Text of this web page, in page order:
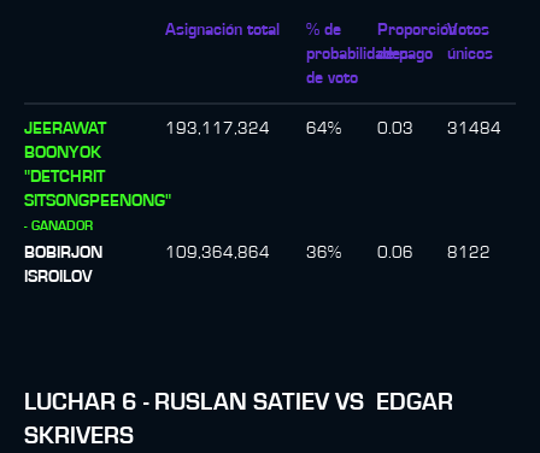
Asignación total
% de
probabilidades
de voto
Proporción
de pago
Votos
únicos
JEERAWAT
BOONYOK
"DETCHRIT
SITSONGPEENONG"
- GANADOR
193,117,324 64% 0.03 31484
BOBIRJON
ISROILOV
109,364,864 36% 0.06 8122
LUCHAR 6 - RUSLAN SATIEV VS
EDGAR
SKRIVERS